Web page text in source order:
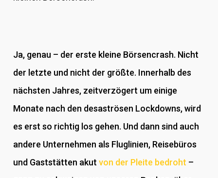
Ja, genau – der erste kleine Börsencrash. Nicht
der letzte und nicht der größte. Innerhalb des
nächsten Jahres, zeitverzögert um einige
Monate nach den desaströsen Lockdowns, wird
es erst so richtig los gehen. Und dann sind auch
andere Unternehmen als Fluglinien, Reisebüros
und Gaststätten akut von der Pleite bedroht –